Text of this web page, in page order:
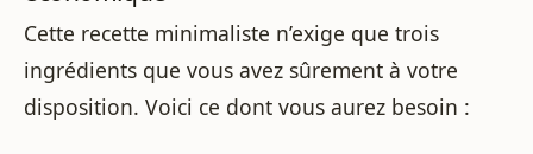
Cette recette minimaliste n’exige que trois
ingrédients que vous avez sûrement à votre
disposition. Voici ce dont vous aurez besoin :